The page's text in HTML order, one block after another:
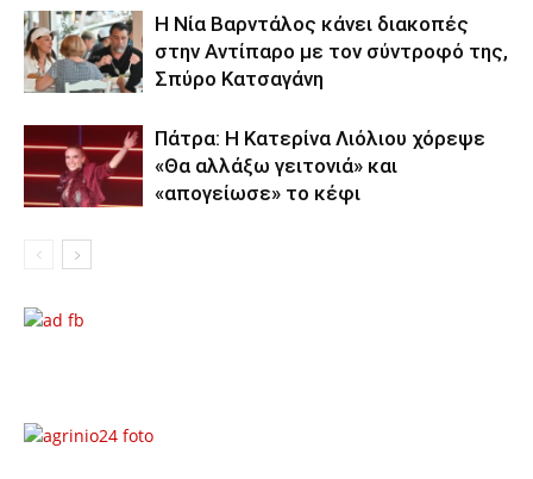
Η Νία Βαρντάλος κάνει διακοπές
στην Αντίπαρο με τον σύντροφό της,
Σπύρο Κατσαγάνη
Πάτρα: Η Κατερίνα Λιόλιου χόρεψε
«Θα αλλάξω γειτονιά» και
«απογείωσε» το κέφι